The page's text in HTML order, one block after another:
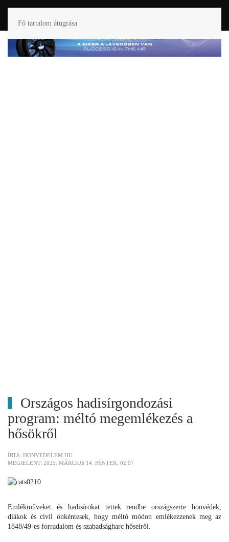
Fő tartalom átugrása
Országos hadisírgondozási
program: méltó megemlékezés a
hősökről
ÍRTA: HONVEDELEM.HU
MEGJELENT: 2025. MÁRCIUS 14. PÉNTEK, 02:07
Emlékműveket és hadisírokat tettek rendbe országszerte honvédek,
diákok és civil önkéntesek, hogy méltó módon emlékezzenek meg az
1848/49-es forradalom és szabadságharc hőseiről.